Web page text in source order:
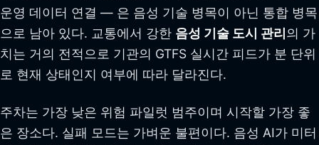
운영 데이터 연결 — 은 음성 기술 병목이 아닌 통합 병목
으로 남아 있다. 교통에서 강한 음성 기술 도시 관리 의 가
치는 거의 전적으로 기관의 GTFS 실시간 피드가 분 단위
로 현재 상태인지 여부에 따라 달라진다.
주차는 가장 낮은 위험 파일럿 범주이며 시작할 가장 좋
은 장소다. 실패 모드는 가벼운 불편이다. 음성 AI가 미터